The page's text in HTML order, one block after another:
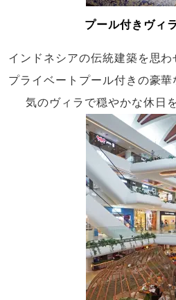
プール付きヴィ
インドネシアの伝統建築を思
プライベートプール付きの豪
気のヴィラで穏やかな休日